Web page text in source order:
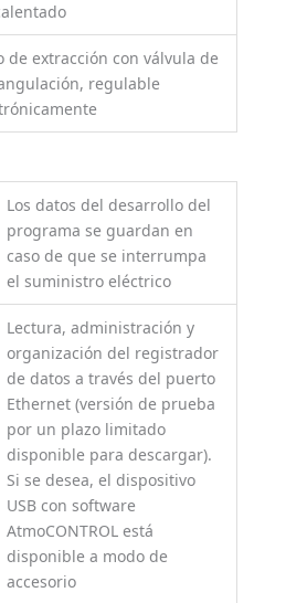
de extracción con válvula de
regulable
Los datos del desarrollo del
programa se guardan en
caso de que se interrumpa
el suministro eléctrico
Lectura, administración y
organización del registrador
de datos a través del puerto
Ethernet (versión de prueba
por un plazo limitado
disponible para descargar).
Si se desea, el dispositivo
USB con software
AtmoCONTROL está
disponible a modo de
accesorio